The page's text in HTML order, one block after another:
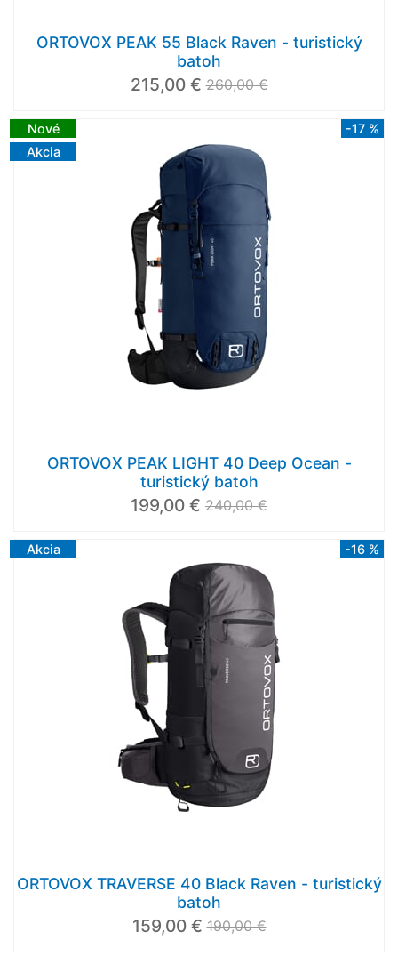
ORTOVOX PEAK 55 Black Raven - turistický
batoh
215,00 € 260,00 €
Nové
Akcia
-17 %
ORTOVOX PEAK LIGHT 40 Deep Ocean -
turistický batoh
199,00 € 240,00 €
Akcia -16 %
ORTOVOX TRAVERSE 40 Black Raven - turistický
batoh
159,00 € 190,00 €